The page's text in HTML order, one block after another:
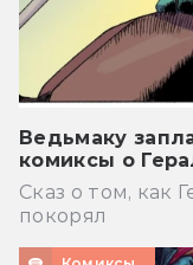
Ведьмаку
комиксы о
Сказ о том, как
покорял